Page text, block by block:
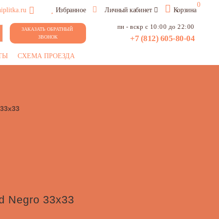
Избранное Личный кабинет Корзина
0
ЗАКАЗАТЬ ОБРАТНЫЙ
ЗВОНОК
пн - вскр с 10:00 до 22:00
+7 (812) 605-80-04
СХЕМА ПРОЕЗДА
Negro 33x33